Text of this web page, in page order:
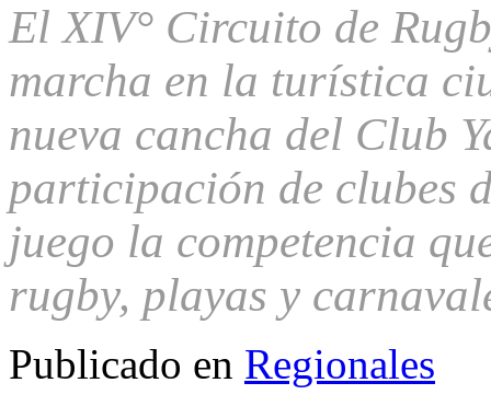
El XIV° Circuito de
marcha en la turística
nueva cancha del Club
participación de clubes
juego la competencia
rugby, playas y
Publicado en Regionales